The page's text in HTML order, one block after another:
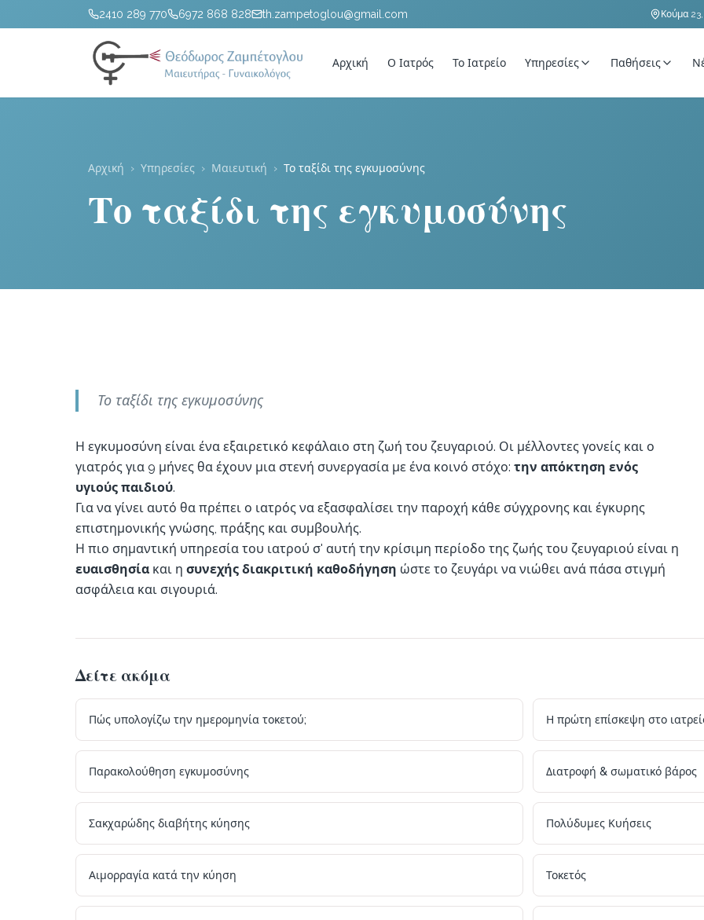
2410 289 770 6972 868 828 th.zampetoglou@gmail.com Κούμα
Αρχική Ο Ιατρός Το Ιατρείο Υπηρεσίες Παθήσεις
Αρχική › Υπηρεσίες › Μαιευτική › Το ταξίδι της εγκυμοσύνης
Το ταξίδι της εγκυμοσύνης
Το ταξίδι της εγκυμοσύνης
Η εγκυμοσύνη είναι ένα εξαιρετικό κεφάλαιο στη ζωή του ζευγαριού. Οι μέλλοντες γονείς και ο
γιατρός για 9 μήνες θα έχουν μια στενή συνεργασία με ένα κοινό στόχο: την απόκτηση ενός
υγιούς παιδιού.
Για να γίνει αυτό θα πρέπει ο ιατρός να εξασφαλίσει την παροχή κάθε σύγχρονης και έγκυρης
επιστημονικής γνώσης, πράξης και συμβουλής.
Η πιο σημαντική υπηρεσία του ιατρού σ' αυτή την κρίσιμη περίοδο της ζωής του ζευγαριού είναι η
ευαισθησία και η συνεχής διακριτική καθοδήγηση ώστε το ζευγάρι να νιώθει ανά πάσα στιγμή
ασφάλεια και σιγουριά.
Δείτε ακόμα
Πώς υπολογίζω την ημερομηνία τοκετού; Η πρώτη επίσκεψη στο
Παρακολούθηση εγκυμοσύνης Διατροφή & σωματικό βάρος
Σακχαρώδης διαβήτης κύησης Πολύδυμες Κυήσεις
Αιμορραγία κατά την κύηση Τοκετός